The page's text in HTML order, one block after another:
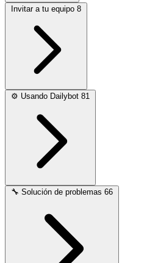
Invitar a tu equipo 8
⚙️ Usando Dailybot 81
🔧 Solución de problemas 66